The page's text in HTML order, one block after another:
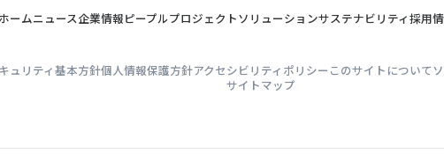
ホームニュース企業情報ピープルプロジェクトソリューションサステナビリティ採用
ュリティ基本方針個人情報保護方針アクセシビリティポリシー このサイトについて
サイトマップ